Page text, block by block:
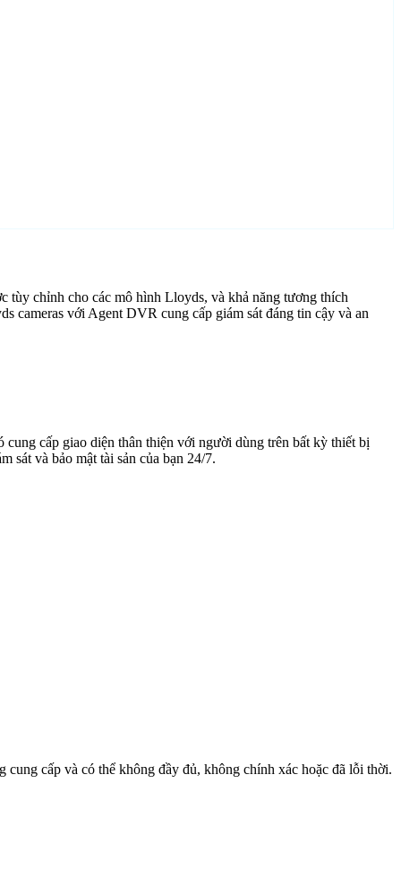
tùy chỉnh cho các mô hình Lloyds, và khả năng tương thích
cameras với Agent DVR cung cấp giám sát đáng tin cậy và an
cấp giao diện thân thiện với người dùng trên bất kỳ thiết bị
sát và bảo mật tài sản của bạn 24/7.
cấp và có thể không đầy đủ, không chính xác hoặc đã lỗi thời.